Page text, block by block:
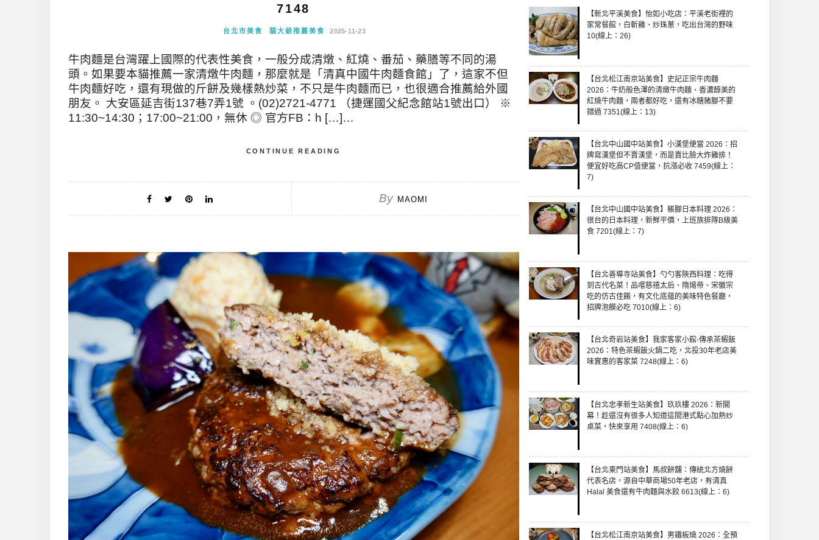
7148
台北市美食 貓大爺推薦美食 2025-11-23
牛肉麵是台灣躍上國際的代表性美食，一般分成清燉、紅燒、番茄、藥膳等不同的湯
頭。如果要本貓推薦一家清燉牛肉麵，那麼就是「清真中國牛肉麵食館」了，這家不但
牛肉麵好吃，還有現做的斤餅及幾樣熱炒菜，不只是牛肉麵而已，也很適合推薦給外國
朋友。 大安區延吉街137巷7弄1號 。(02)2721-4771 （捷運國父紀念館站1號出口） ※
11:30~14:30；17:00~21:00，無休 ◎ 官方FB：h […]…
CONTINUE READING
By MAOMI
【新北平溪美食】怡如小吃店：平溪老街裡的
家常餐館，白斬雞、炒珠蔥，吃出台灣的野味
10(線上：26)
【台北松江南京站美食】史記正宗牛肉麵
2026：牛奶般色澤的清燉牛肉麵、香濃醇美的
紅燒牛肉麵，兩者都好吃，還有冰糖豬腳不要
錯過 7351(線上：13)
【台北中山國中站美食】小漢堡便當 2026：招
牌寫漢堡但不賣漢堡，而是賣比臉大炸雞排！
便宜好吃高CP值便當，抗漲必收 7459(線上：
7)
【台北中山國中站美食】躼腳日本料理 2026：
很台的日本料理，新鮮平價，上班族排隊B級美
食 7201(線上：7)
【台北善導寺站美食】勺勺客陜西料理：吃得
到古代名菜！品嚐慈禧太后、隋煬帝、宋徽宗
吃的仿古佳餚，有文化底蘊的美味特色餐廳，
招牌泡饃必吃 7010(線上：6)
【台北奇岩站美食】我家客家小館-傳承茶蝦飯
2026：特色茶蝦飯火鍋二吃，北投30年老店美
味實惠的客家菜 7248(線上：6)
【台北忠孝新生站美食】玖玖樓 2026：新開
幕！趁還沒有很多人知道這間港式點心加熱炒
桌菜，快來享用 7408(線上：6)
【台北東門站美食】馬叔餅舖：傳統北方燒餅
代表名店，源自中華商場50年老店，有清真
Halal 美食還有牛肉麵與水餃 6613(線上：6)
【台北松江南京站美食】男鐵板燒 2026：全預